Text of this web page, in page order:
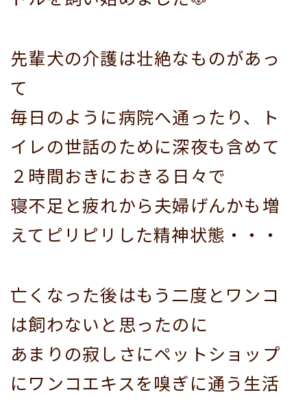
先輩犬の介護は壮絶なものがあっ
て
毎日のように病院へ通ったり、ト
イレの世話のために深夜も含めて
２時間おきにおきる日々で
寝不足と疲れから夫婦げんかも増
えてピリピリした精神状態・・・
亡くなった後はもう二度とワンコ
は飼わないと思ったのに
あまりの寂しさにペットショップ
にワンコエキスを嗅ぎに通う生活